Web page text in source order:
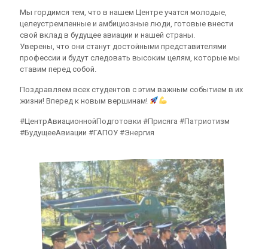
Мы гордимся тем, что в нашем Центре учатся молодые,
целеустремленные и амбициозные люди, готовые внести
свой вклад в будущее авиации и нашей страны.
Уверены, что они станут достойными представителями
профессии и будут следовать высоким целям, которые мы
ставим перед собой.
Поздравляем всех студентов с этим важным событием в их
жизни! Вперед к новым вершинам!
#ЦентрАвиационнойПодготовки #Присяга #Патриотизм
#БудущееАвиации #ГАПОУ #Энергия